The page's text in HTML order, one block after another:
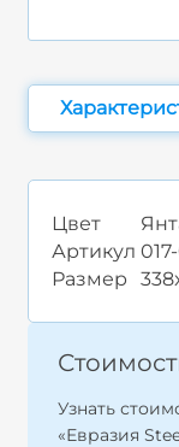
Цвет
Артикул
Размер
Узнать
«Евразия